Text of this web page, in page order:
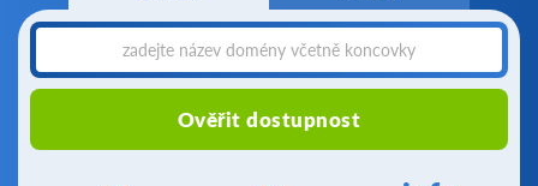
Ověřit dostupnost